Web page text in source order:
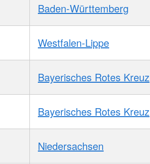
Baden-Württemberg
Westfalen-Lippe
Bayerisches Rotes Kreuz
Bayerisches Rotes Kreuz
Niedersachsen